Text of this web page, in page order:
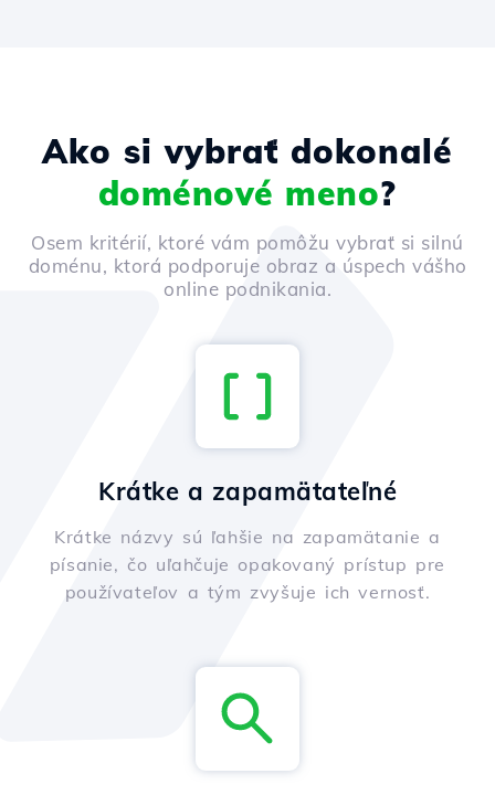
Ako si vybrať dokonalé
doménové meno?
Osem kritérií, ktoré vám pomôžu vybrať si silnú
doménu, ktorá podporuje obraz a úspech vášho
online podnikania.
Krátke a zapamätateľné
Krátke názvy sú ľahšie na zapamätanie a
písanie, čo uľahčuje opakovaný prístup pre
používateľov a tým zvyšuje ich vernosť.